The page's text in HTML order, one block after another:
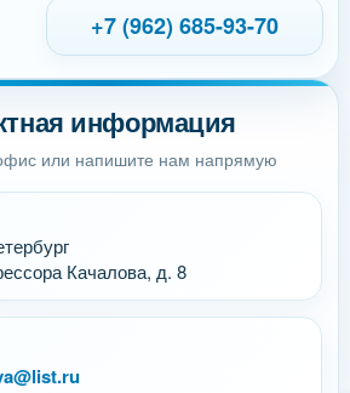
информация
или напишите нам напрямую
Качалова, д. 8
+7 (962) 685-93-70